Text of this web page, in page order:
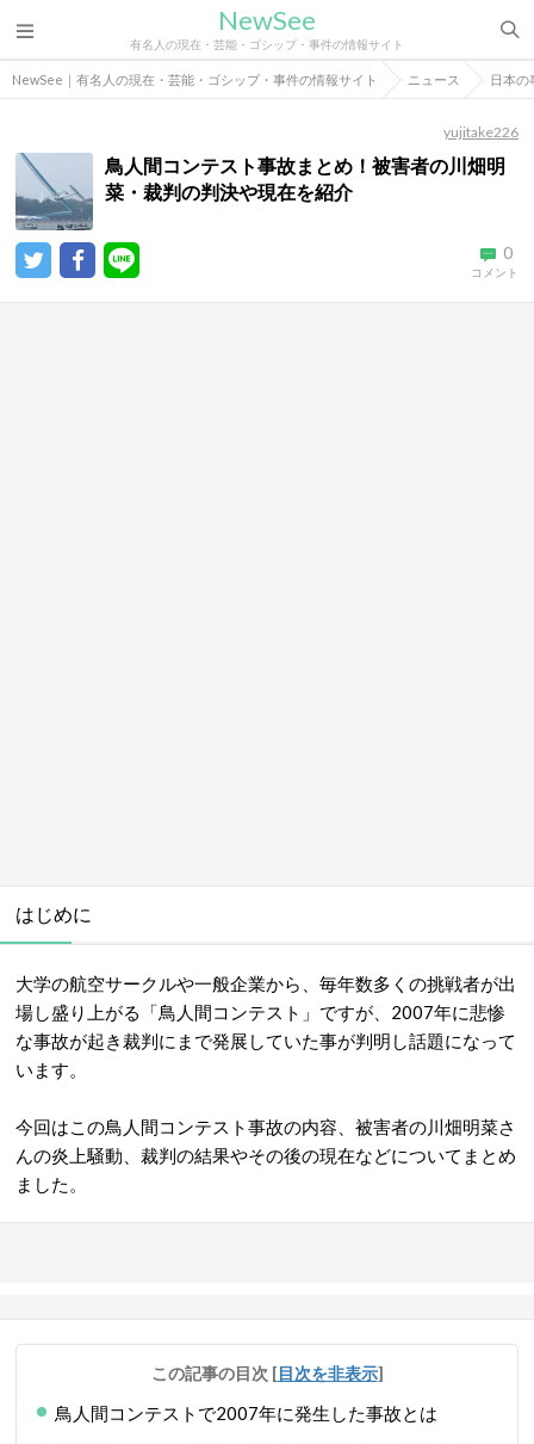
NewSee
有名人の現在・芸能・ゴシップ・事件の情報サイト
NewSee｜有名人の現在・芸能・ゴシップ・事件の情報サイト ニュース 日本の
yujitake226
鳥人間コンテスト事故まとめ！被害者の川畑明
菜・裁判の判決や現在を紹介
0
コメント
はじめに
大学の航空サークルや一般企業から、毎年数多くの挑戦者が出
場し盛り上がる「鳥人間コンテスト 」ですが、2007年に悲惨
な事故が起き裁判にまで発展していた事が判明し話題になって
います。
今回はこの鳥人間コンテスト事故の内容、被害者の川畑明菜さ
んの炎上騒動、裁判の結果やその後の現在などについてまとめ
ました。
この記事の目次 [目次を非表示]
鳥人間コンテストで2007年に発生した事故とは